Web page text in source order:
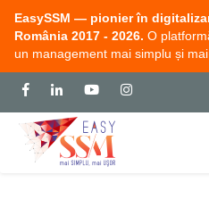
EasySSM — pionier în
România 2017 - 2026. O
un management mai simplu și